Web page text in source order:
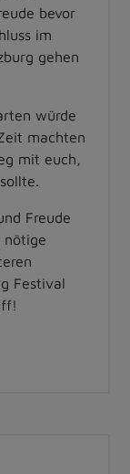
bevor
im
gehen
würde
machten
mit euch,
Freude
nötige
Festival